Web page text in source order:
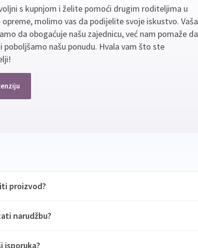
s kupnjom i želite pomoći drugim roditeljima u
opreme, molimo vas da podijelite svoje iskustvo. Vaša
da obogaćuje našu zajednicu, već nam pomaže da
poboljšamo našu ponudu. Hvala vam što ste
proizvod?
narudžbu?
isporuka?